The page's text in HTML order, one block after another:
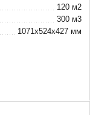
120 м2
300 м3
1071х524х427 мм